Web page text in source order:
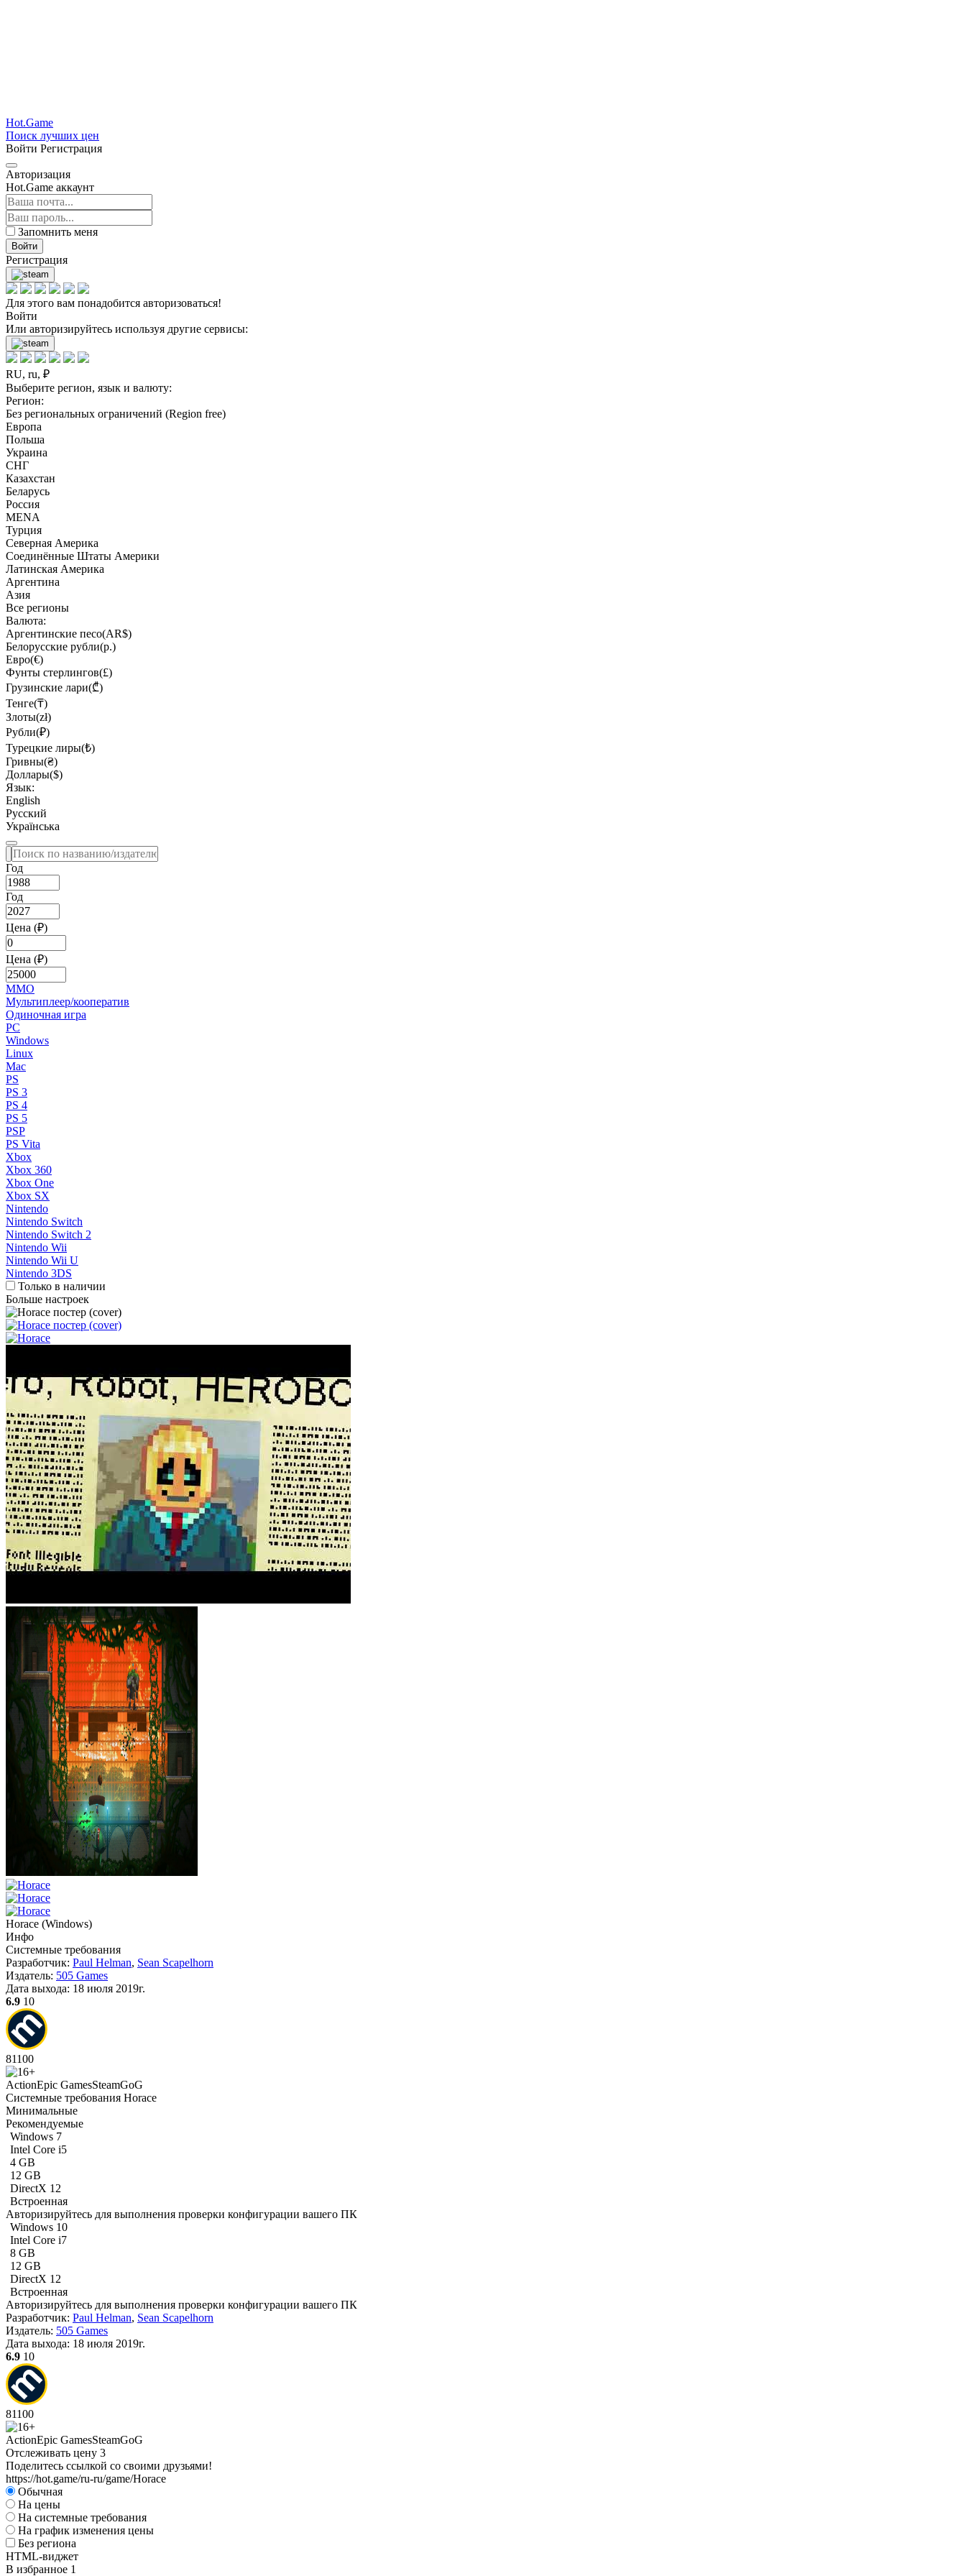
Hot.Game
Поиск лучших цен
Войти Регистрация
Авторизация
Hot.Game аккаунт
Запомнить меня
Войти
Регистрация
Для этого вам понадобится авторизоваться!
Войти
Или авторизируйтесь используя другие сервисы:
RU, ru, ₽
Выберите регион, язык и валюту:
Регион:
Без региональных ограничений (Region free)
Европа
Польша
Украина
СНГ
Казахстан
Беларусь
Россия
MENA
Турция
Северная Америка
Соединённые Штаты Америки
Латинская Америка
Аргентина
Азия
Все регионы
Валюта:
Аргентинские песо(AR$)
Белорусские рубли(р.)
Евро(€)
Фунты стерлингов(£)
Грузинские лари(₾)
Тенге(₸)
Злоты(zł)
Рубли(₽)
Турецкие лиры(₺)
Гривны(₴)
Доллары($)
Язык:
English
Русский
Українська
Год
Год
Цена (₽)
Цена (₽)
MMO
Мультиплеер/кооператив
Одиночная игра
PC
Windows
Linux
Mac
PS
PS 3
PS 4
PS 5
PSP
PS Vita
Xbox
Xbox 360
Xbox One
Xbox SX
Nintendo
Nintendo Switch
Nintendo Switch 2
Nintendo Wii
Nintendo Wii U
Nintendo 3DS
Только в наличии
Больше настроек
Horace (Windows)
Инфо
Системные требования
Разработчик: Paul Helman, Sean Scapelhorn
Издатель: 505 Games
Дата выхода: 18 июля 2019г.
6.9 10
81100
ActionEpic GamesSteamGoG
Системные требования Horace
Минимальные
Рекомендуемые
Windows 7
Intel Core i5
4 GB
12 GB
DirectX 12
Встроенная
Авторизируйтесь для выполнения проверки конфигурации вашего ПК
Windows 10
Intel Core i7
8 GB
12 GB
DirectX 12
Встроенная
Авторизируйтесь для выполнения проверки конфигурации вашего ПК
Разработчик: Paul Helman, Sean Scapelhorn
Издатель: 505 Games
Дата выхода: 18 июля 2019г.
6.9 10
81100
ActionEpic GamesSteamGoG
Отслеживать цену 3
Поделитесь ссылкой со своими друзьями!
https://hot.game/ru-ru/game/Horace
Обычная
На цены
На системные требования
На график изменения цены
Без региона
HTML-виджет
В избранное 1